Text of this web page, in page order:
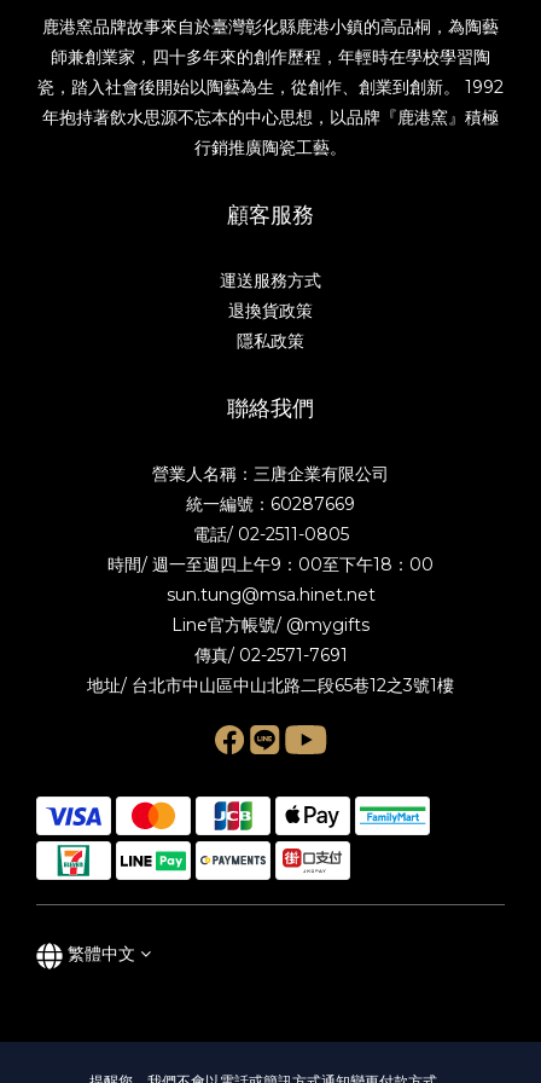
鹿港窯品牌故事來自於臺灣彰化縣鹿港小鎮的高品桐，為陶藝
師兼創業家，四十多年來的創作歷程，年輕時在學校學習陶
瓷，踏入社會後開始以陶藝為生，從創作、創業到創新。 1992
年抱持著飲水思源不忘本的中心思想，以品牌『鹿港窯』積極
行銷推廣陶瓷工藝。
顧客服務
運送服務方式
退換貨政策
隱私政策
聯絡我們
營業人名稱：三唐企業有限公司
統一編號：60287669
電話/ 02-2511-0805
時間/ 週一至週四上午9：00至下午18：00
sun.tung@msa.hinet.net
Line官方帳號/ @mygifts
傳真/ 02-2571-7691
地址/ 台北市中山區中山北路二段65巷12之3號1樓
繁體中文